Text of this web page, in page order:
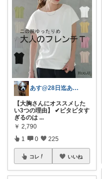
あす@28日迄ありがとうございます🙇‍
【大胸さんにオススメした
い3つの理由】 ✔ピタピタす
ぎるのは ...
￥ 2,790
1 0 225
コレ いいね